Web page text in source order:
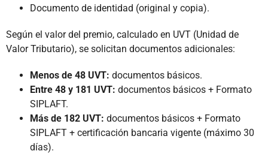
Documento de identidad (original y copia).
Según el valor del premio, calculado en UVT (Unidad de
Valor Tributario), se solicitan documentos adicionales:
Menos de 48 UVT: documentos básicos.
Entre 48 y 181 UVT: documentos básicos + Formato
SIPLAFT.
Más de 182 UVT: documentos básicos + Formato
SIPLAFT + certificación bancaria vigente (máximo 30
días).